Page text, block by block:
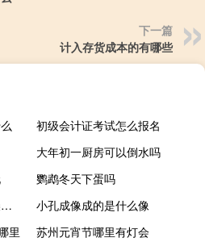
下一篇
计入存货成本的有哪些
初级会计证考试怎么报名
大年初一厨房可以倒水吗
鹦鹉冬天下蛋吗
干燥性的鼻炎好治吗（干燥性前鼻炎能治好吗）
小孔成像成的是什么像
里
苏州元宵节哪里有灯会